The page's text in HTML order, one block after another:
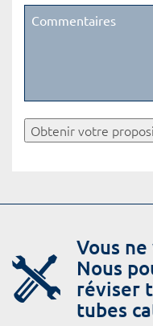
Obtenir votre
Vous
Nous
réviser
tubes